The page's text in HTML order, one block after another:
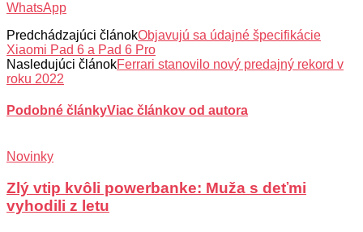
WhatsApp
Predchádzajúci článokObjavujú sa údajné špecifikácie
Xiaomi Pad 6 a Pad 6 Pro
Nasledujúci článokFerrari stanovilo nový predajný rekord v
roku 2022
Podobné článkyViac článkov od autora
Novinky
Zlý vtip kvôli powerbanke: Muža s deťmi
vyhodili z letu